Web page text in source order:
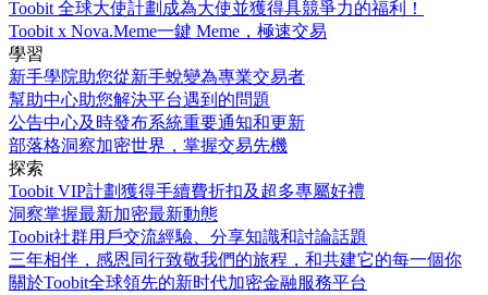
Toobit 全球大使計劃 成為大使並獲得具競爭力的福利！
Toobit x Nova.Meme一鍵 Meme，極速交易
學習
新手學院助您從新手蛻變為專業交易者
幫助中心助您解決平台遇到的問題
公告中心及時發布系統重要通知和更新
部落格洞察加密世界，掌握交易先機
探索
Toobit VIP計劃獲得手續費折扣及超多專屬好禮
洞察掌握最新加密最新動態
Toobit社群用戶交流經驗、分享知識和討論話題
三年相伴，感恩同行致敬我們的旅程，和共建它的每一個你
關於Toobit全球領先的新时代加密金融服務平台